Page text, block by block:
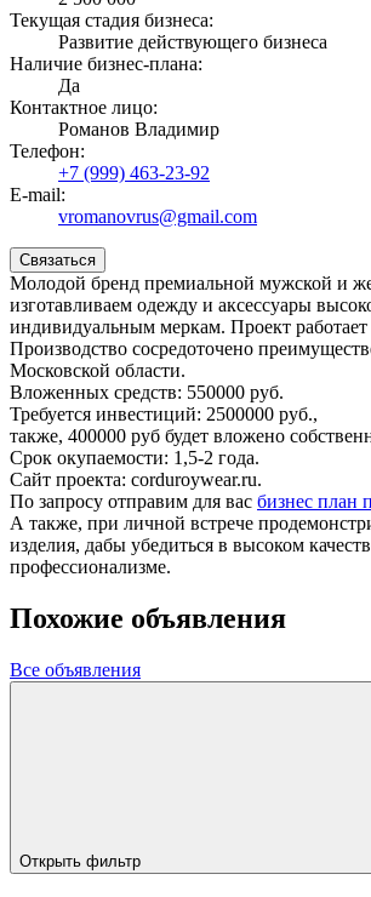
Текущая стадия бизнеса:
Развитие действующего бизнеса
Наличие бизнес-плана:
Да
Контактное лицо:
Романов Владимир
Телефон:
+7 (999) 463-23-92
E-mail:
vromanovrus@gmail.com
Связаться
Молодой бренд премиальной мужской и
изготавливаем одежду и аксессуары
индивидуальным меркам. Проект работает
Производство сосредоточено
Московской области.
Вложенных средств: 550000 руб.
Требуется инвестиций: 2500000 руб.,
также, 400000 руб будет вложено
Срок окупаемости: 1,5-2 года.
Сайт проекта: corduroywear.ru.
По запросу отправим для вас бизнес план
А также, при личной встрече
изделия, дабы убедиться в высоком
профессионализме.
Похожие объявления
Все объявления
Открыть фильтр